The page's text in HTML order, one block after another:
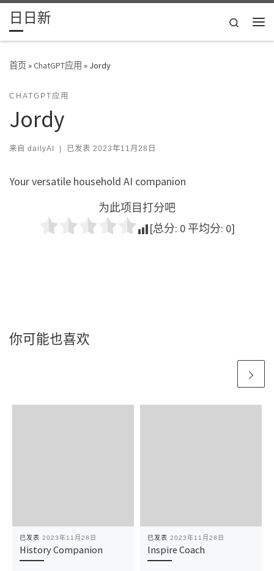
Skip to content
日日新
Search
首页»ChatGPT应用 » Jordy
CHATGPT应用
Jordy
来自 dailyAI | 已发表 2023年11月28日
Your versatile household AI companion
为此项目打分吧
[总分: 0 平均分: 0]
你可能也喜欢
已发表 2023年11月28日
History Companion
已发表 2023年11月28日
Inspire Coach